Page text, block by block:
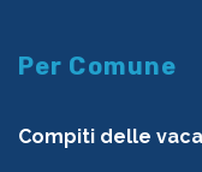
Per Comune
Compiti delle